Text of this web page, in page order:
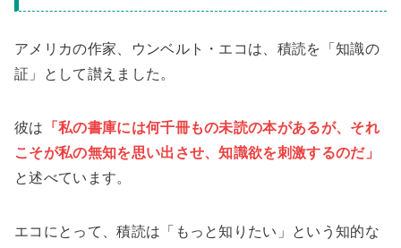
アメリカの作家、ウンベルト・エコは、積読を「知識の
証」として讃えました。
彼は 「私の書庫には何千冊もの未読の本があるが、それ
こそが私の無知を思い出させ、知識欲を刺激するのだ」
と述べています。
エコにとって、積読は「もっと知りたい」という知的な